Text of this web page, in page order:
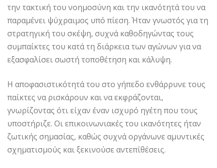
την τακτική του νοημοσύνη και την ικανότητά του να
παραμένει ψύχραιμος υπό πίεση. Ήταν γνωστός για τη
στρατηγική του σκέψη, συχνά καθοδηγώντας τους
συμπαίκτες του κατά τη διάρκεια των αγώνων για να
εξασφαλίσει σωστή τοποθέτηση και κάλυψη.
Η αποφασιστικότητά του στο γήπεδο ενθάρρυνε τους
παίκτες να ρισκάρουν και να εκφράζονται,
γνωρίζοντας ότι είχαν έναν ισχυρό ηγέτη που τους
υποστήριζε. Οι επικοινωνιακές του ικανότητες ήταν
ζωτικής σημασίας, καθώς συχνά οργάνωνε αμυντικές
σχηματισμούς και ξεκινούσε αντεπίθέσεις.